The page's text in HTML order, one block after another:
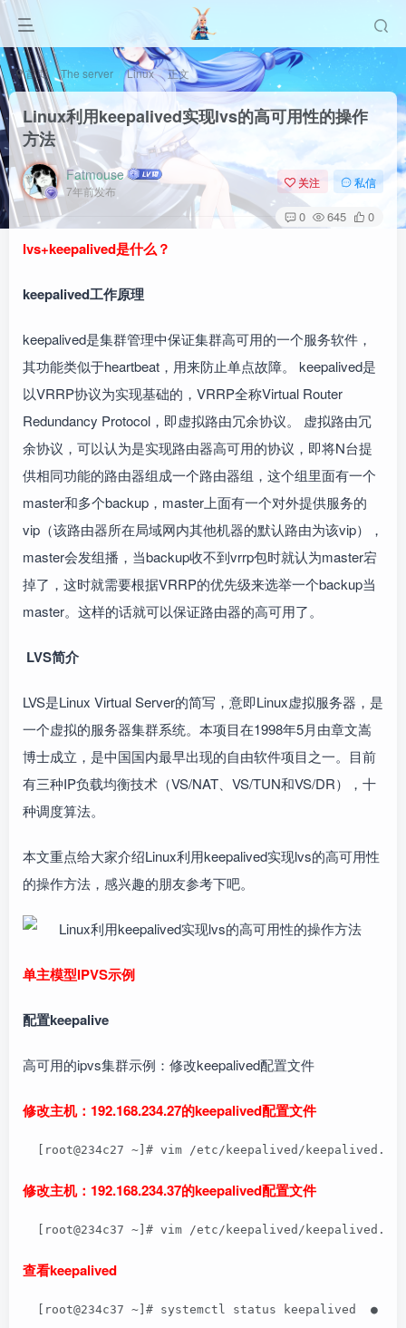
首页 The server Linux 正文
Linux利用keepalived实现lvs的高可用性的操作
方法
Fatmouse
7年前发布
关注 私信
0 645 0
lvs+keepalived是什么？
keepalived工作原理
keepalived是集群管理中保证集群高可用的一个服务软件，
其功能类似于heartbeat，用来防止单点故障。 keepalived是
以VRRP协议为实现基础的，VRRP全称Virtual Router
Redundancy Protocol，即虚拟路由冗余协议。 虚拟路由冗
余协议，可以认为是实现路由器高可用的协议，即将N台提
供相同功能的路由器组成一个路由器组，这个组里面有一个
master和多个backup，master上面有一个对外提供服务的
vip（该路由器所在局域网内其他机器的默认路由为该vip），
master会发组播，当backup收不到vrrp包时就认为master宕
掉了，这时就需要根据VRRP的优先级来选举一个backup当
master。这样的话就可以保证路由器的高可用了。
LVS简介
LVS是Linux Virtual Server的简写，意即Linux虚拟服务器，是
一个虚拟的服务器集群系统。本项目在1998年5月由章文嵩
博士成立，是中国国内最早出现的自由软件项目之一。目前
有三种IP负载均衡技术（VS/NAT、VS/TUN和VS/DR），十
种调度算法。
本文重点给大家介绍Linux利用keepalived实现lvs的高可用性
的操作方法，感兴趣的朋友参考下吧。
单主模型IPVS示例
配置keepalive
高可用的ipvs集群示例：修改keepalived配置文件
修改主机：192.168.234.27的keepalived配置文件
[root@234c27 ~]# vim /etc/keepalived/
修改主机：192.168.234.37的keepalived配置文件
[root@234c37 ~]# vim /etc/keepalived/
查看keepalived
[root@234c37 ~]# systemctl status keepalived  ●